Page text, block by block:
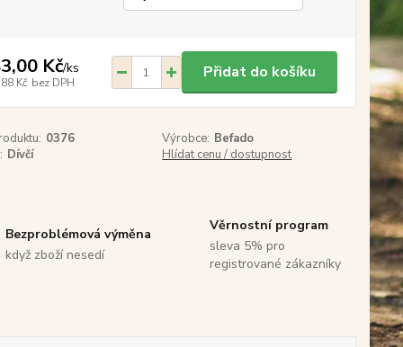
Kč/ks
Kč bez DPH
Přidat do košíku
0376 Výrobce: Befado
Dívčí Hlídat cenu / dostupnost
Bezproblémová výměna
když zboží nesedí
Věrnostní program
sleva 5% pro
registrované zákazníky